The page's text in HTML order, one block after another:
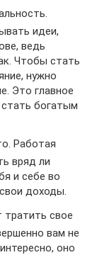
идеи,
ведь
Чтобы стать
нужно
Это главное
богатым
Работая
вряд ли
и себе во
доходы.
тратить свое
вам не
оно